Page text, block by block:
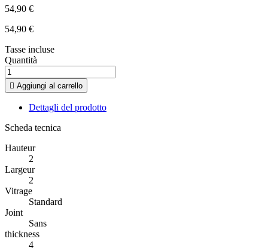
54,90 €
54,90 €
Tasse incluse
Quantità
 Aggiungi al carrello
Dettagli del prodotto
Scheda tecnica
Hauteur
2
Largeur
2
Vitrage
Standard
Joint
Sans
thickness
4